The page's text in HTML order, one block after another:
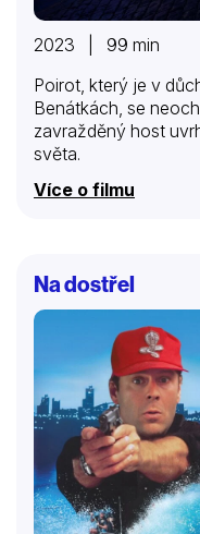
2023 | 99 min
Poirot, který je v
Benátkách, se
zavražděný host
světa.
Více o filmu
Na dostřel